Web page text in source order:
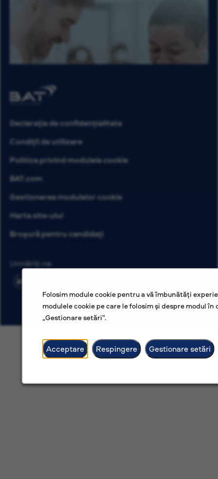
Folosim module cookie pentru a vă îmbunătăți
modulele cookie pe care le folosim și despre modul
„Gestionare setări”.
Acceptare Respingere Gestionare setări
Declarația de confidențialitate
Condiții de utilizare
Politica privind modulele cookie
BAT.com
Gestionarea modulelor cookie
Harta site-ului
Broșură pentru candidați
Urmăriți-ne